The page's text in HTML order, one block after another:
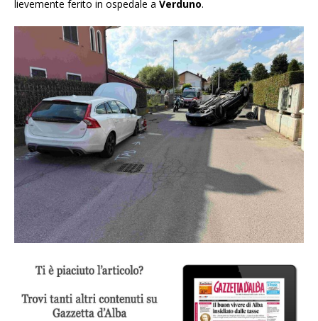
lievemente ferito in ospedale a Verduno.